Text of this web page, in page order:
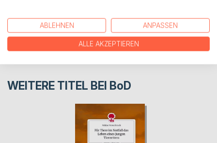
REZENSIONEN
WEITERE TITEL BEI BoD
ABLEHNEN ANPASSEN
ALLE AKZEPTIEREN